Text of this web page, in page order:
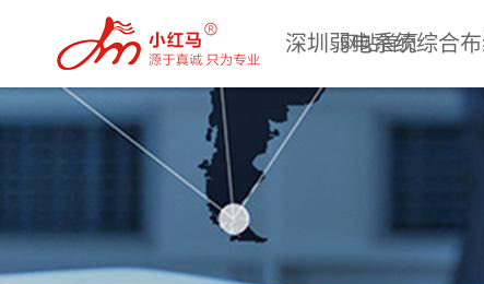
深圳弱电系统综合
网站首页